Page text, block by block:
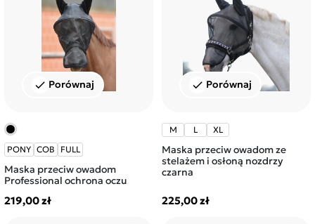
check Porównaj
PONY COB FULL
Maska przeciw owadom
Professional ochrona oczu
219,00 zł
check Porównaj
M L XL
Maska przeciw owadom ze
stelażem i osłoną nozdrzy
czarna
225,00 zł